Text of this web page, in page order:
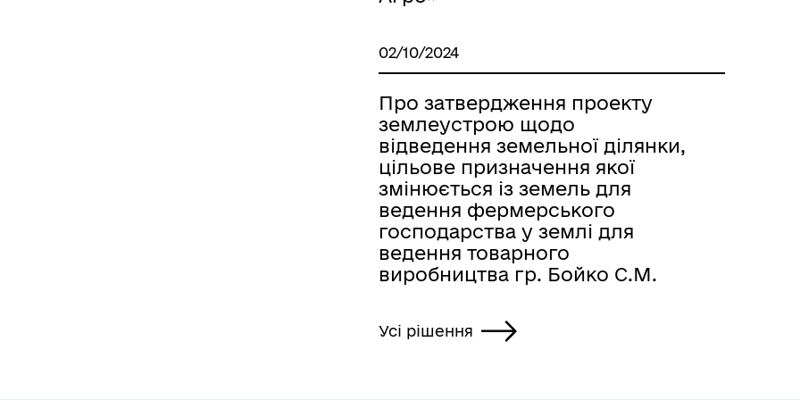
02/10/2024
Про затвердження проекту
землеустрою щодо
відведення земельної ділянки,
цільове призначення якої
змінюється із земель для
ведення фермерського
господарства у землі для
ведення товарного
виробництва гр. Бойко С.М.
Усі рішення